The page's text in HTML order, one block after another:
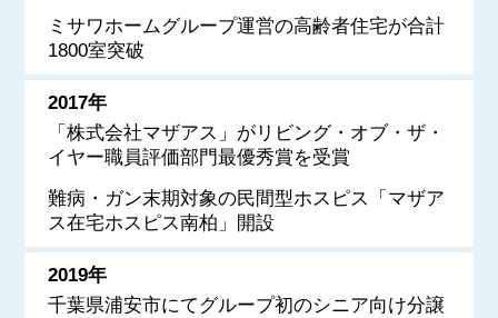
ミサワホームグループ運営の高齢者住宅が合計
1800室突破
2017年
「株式会社マザアス」がリビング・オブ・ザ・
イヤー職員評価部門最優秀賞を受賞
難病・ガン末期対象の民間型ホスピス「マザア
ス在宅ホスピス南柏」開設
2019年
千葉県浦安市にてグループ初のシニア向け分譲